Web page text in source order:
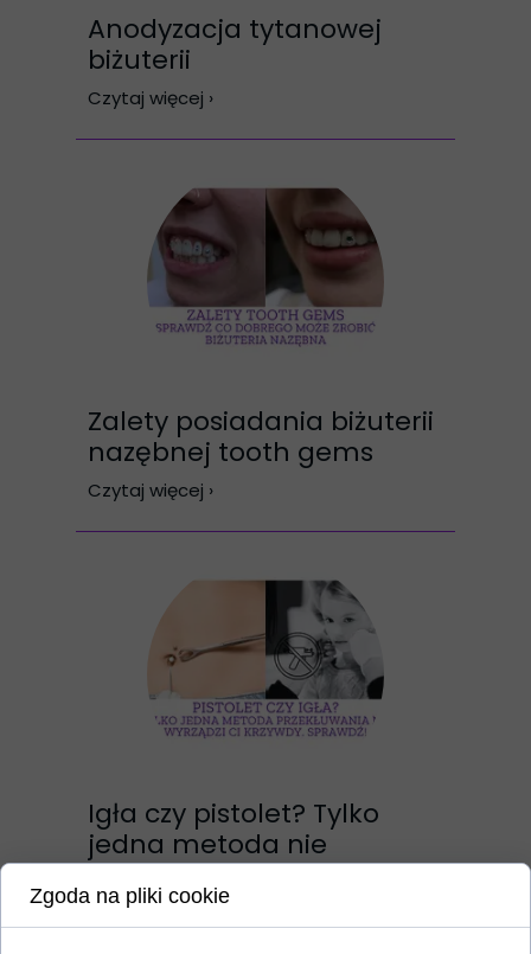
Anodyzacja tytanowej
biżuterii
Czytaj więcej ›
Zalety posiadania biżuterii
nazębnej tooth gems
Czytaj więcej ›
Igła czy pistolet? Tylko
jedna metoda nie
wyrządzi Ci krzywdy.
Czytaj więcej ›
Zgoda na pliki cookie